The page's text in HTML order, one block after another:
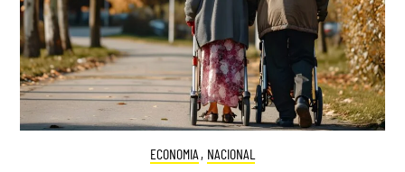
ECONOMIA , NACIONAL